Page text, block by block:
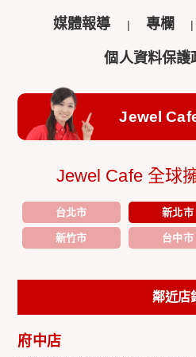
媒體報導 專欄
個人資料保護
Jewel
Jewel Cafe 全球
台北市 新北市
新竹市 台中市
鄰近店
府中店